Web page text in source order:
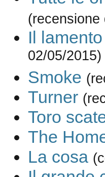
(recensione
Il
02/05/2015)
Smoke
Turner
Toro
The
La cosa